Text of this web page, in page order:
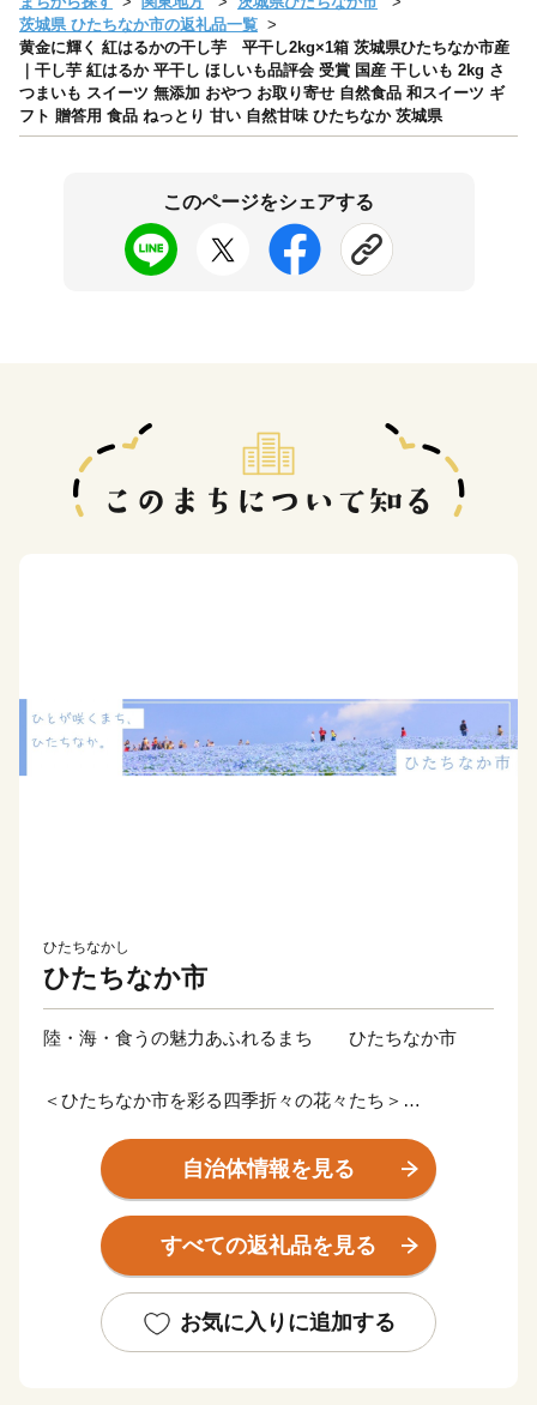
茨城県 ひたちなか市の返礼品一覧
黄金に輝く 紅はるかの干し芋 平干し2kg×1箱 茨城県ひたちなか市産
｜干し芋 紅はるか 平干し ほしいも品評会 受賞 国産 干しいも 2kg さ
つまいも スイーツ 無添加 おやつ お取り寄せ 自然食品 和スイーツ ギ
フト 贈答用 食品 ねっとり 甘い 自然甘味 ひたちなか 茨城県
このページをシェアする
ひたちなかし
ひたちなか市
陸・海・食うの魅力あふれるまち ひたちなか市
＜ひたちなか市を彩る四季折々の花々たち＞
かな春が訪れる頃、国営ひたち海浜公園では、香り高く
色鮮やかなスイセン、カラフルで可愛らしいチューリッ
プ、そして、『死ぬまでに行きたい！世界の絶景』と評
され空の青・海の青のハーモニーが美しいネモフィラが
現す新緑のコキアは、秋にかけて赤と緑のグラデーショ
ンを表現し、10月頃には『紅葉コキア』として一面を真
自治体情報を見る
すべての返礼品を見る
お気に入りに追加する